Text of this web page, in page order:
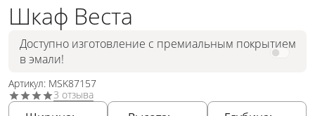
Шкаф Веста
Доступно изготовление с премиальным покрытием
в эмали!
Артикул: MSK87157
3 отзыва